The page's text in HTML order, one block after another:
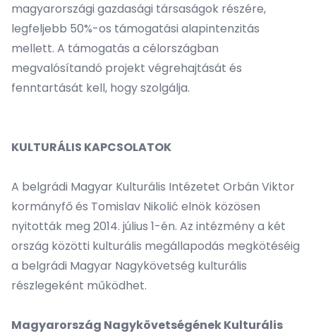
magyarországi gazdasági társaságok részére,
legfeljebb 50%-os támogatási alapintenzitás
mellett. A támogatás a célországban
megvalósítandó projekt végrehajtását és
fenntartását kell, hogy szolgálja.
KULTURÁLIS KAPCSOLATOK
A belgrádi Magyar Kulturális Intézetet Orbán Viktor
kormányfő és Tomislav Nikolić elnök közösen
nyitották meg 2014. július 1-én. Az intézmény a két
ország közötti kulturális megállapodás megkötéséig
a belgrádi Magyar Nagykövetség kulturális
részlegeként működhet.
Magyarország Nagykövetségének Kulturális